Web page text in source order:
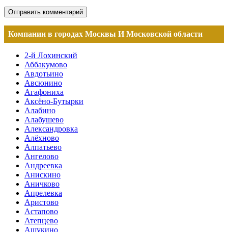
Компании в городах Москвы И Московской области
2-й Лохинский
Аббакумово
Авдотьино
Авсюнино
Агафониха
Аксёно-Бутырки
Алабино
Алабушево
Александровка
Алёхново
Алпатьево
Ангелово
Андреевка
Анискино
Аничково
Апрелевка
Аристово
Астапово
Атепцево
Ашукино